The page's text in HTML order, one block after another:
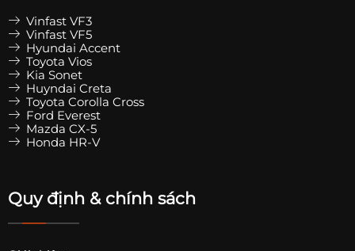
Vinfast VF3
Vinfast VF5
Hyundai Accent
Toyota Vios
Kia Sonet
Huyndai Creta
Toyota Corolla Cross
Ford Everest
Mazda CX-5
Honda HR-V
Quy định & chính sách